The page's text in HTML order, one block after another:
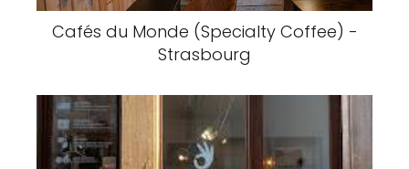
Cafés du Monde (Specialty Coffee) -
Strasbourg